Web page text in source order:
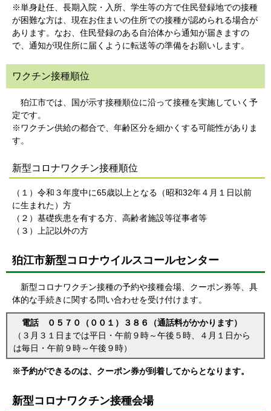
※単身赴任、長期入院・入所、学生等の方で住民登録地での接種
が困難な方は、現在お住まいの住所での接種が認められる場合が
あります。なお、住民登録のある自治体から通知が届きますの
で、通知が現住所に届くように転送等の準備をお願いします。
ワクチン接種順位
狛江市では、国が示す接種順位に沿って接種を実施していく予
定です。
※ワクチン供給の都合で、年齢区分を細かくする可能性がありま
す。
新型コロナワクチン接種順位
（１）令和３年度中に65歳以上となる（昭和32年４月１日以前
に生まれた）方
（２）基礎疾患を有する方、高齢者施設等従事者等
（３）上記以外の方
狛江市新型コロナウイルスコールセンター
新型コロナワクチン接種の予約や接種会場、クーポン券等、具
体的な手続きに関する問い合わせを受け付けます。
電話 ０５７０（００１）３８６（通話料がかかります）
（３月３１日までは平日・午前９時～午後５時、４月１日から
は毎日・午前９時～午後９時）
※予約ができるのは、クーポン券が到着してからとなります。
新型コロナワクチン接種会場